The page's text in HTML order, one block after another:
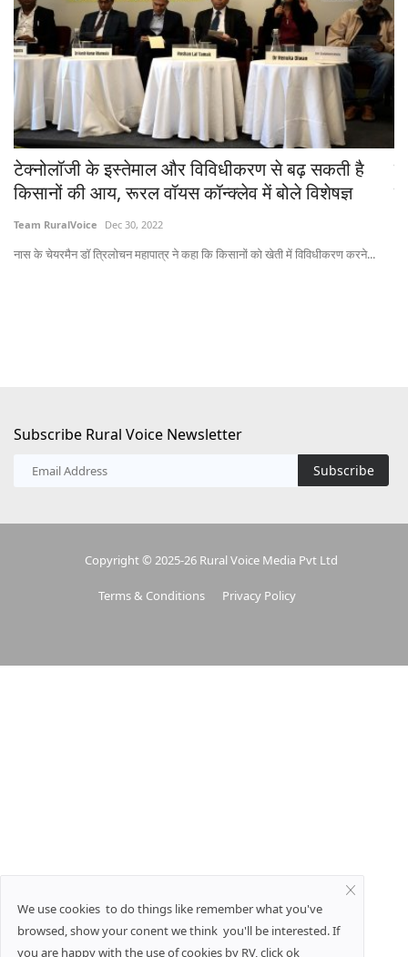
टेक्नोलॉजी के इस्तेमाल और विविधीकरण से बढ़ सकती है
किसानों की आय, रूरल वॉयस कॉन्क्लेव में बोले विशेषज्ञ
Team RuralVoice Dec 30, 2022
नास के चेयरमैन डॉ त्रिलोचन महापात्र ने कहा कि किसानों को खेती में विविधीकरण करने...
Subscribe Rural Voice Newsletter
Subscribe
Copyright © 2025-26 Rural Voice Media Pvt Ltd
Terms & Conditions Privacy Policy
We use cookies to do things like remember what you've
browsed, show your conent we think you'll be interested. If
you are happy with the use of cookies by RV, click ok